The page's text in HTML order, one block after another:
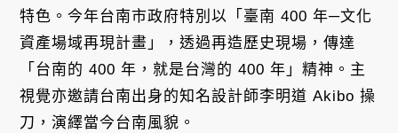
特色。今年台南市政府特別以「臺南 400 年─文化
資產場域再現計畫」，透過再造歷史現場，傳達
「台南的 400 年，就是台灣的 400 年」精神。主
視覺亦邀請台南出身的知名設計師李明道 Akibo 操
刀，演繹當今台南風貌。